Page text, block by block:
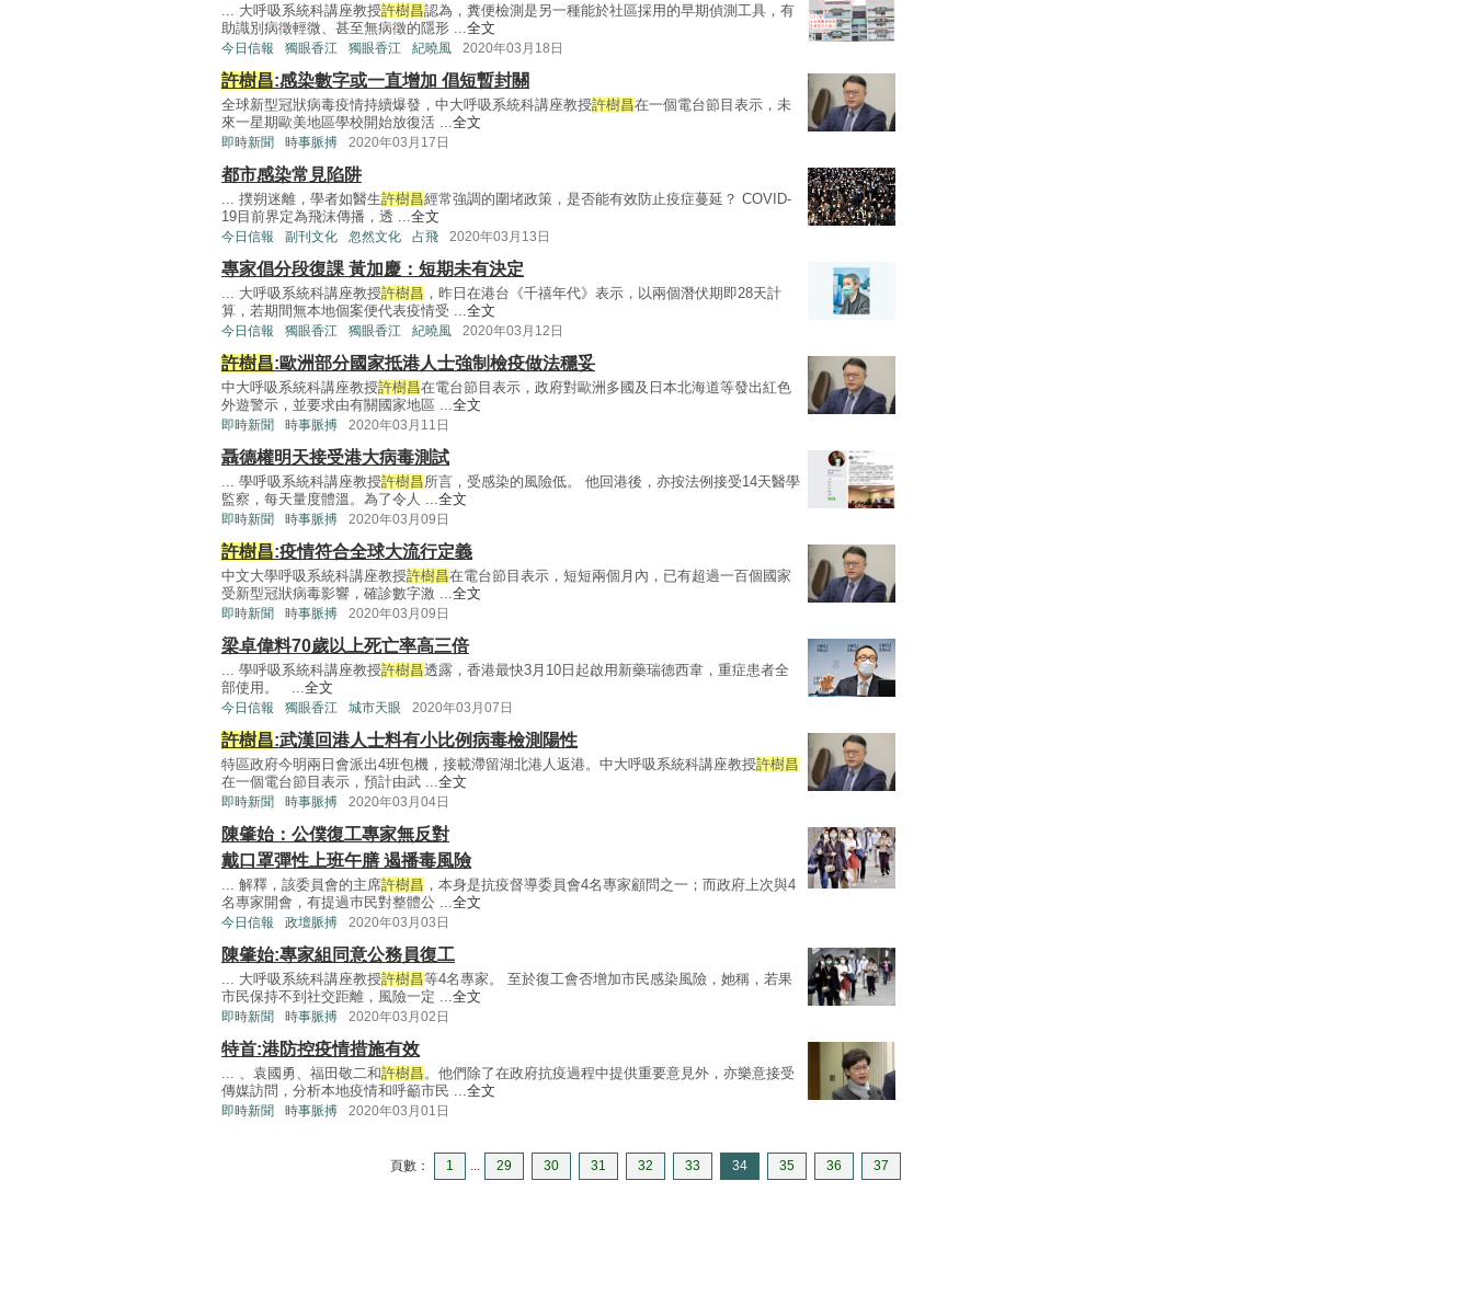
... 大呼吸系統科講座教授許樹昌認為，糞便檢測是另一種能於社區採用的早期偵測工具，有
助識別病徵輕微、甚至無病徵的隱形 ...全文
今日信報 獨眼香江 獨眼香江 紀曉風 2020年03月18日
許樹昌:感染數字或一直增加 倡短暫封關
全球新型冠狀病毒疫情持續爆發，中大呼吸系統科講座教授許樹昌在一個電台節目表示，未
來一星期歐美地區學校開始放復活 ...全文
即時新聞 時事脈搏 2020年03月17日
都市感染常見陷阱
... 撲朔迷離，學者如醫生許樹昌經常強調的圍堵政策，是否能有效防止疫症蔓延？ COVID-
19目前界定為飛沫傳播，透 ...全文
今日信報 副刊文化 忽然文化 占飛 2020年03月13日
專家倡分段復課 黃加慶：短期未有決定
... 大呼吸系統科講座教授許樹昌 ，昨日在港台《千禧年代》表示，以兩個潛伏期即28天計
算，若期間無本地個案便代表疫情受 ...全文
今日信報 獨眼香江 獨眼香江 紀曉風 2020年03月12日
許樹昌:歐洲部分國家抵港人士強制檢疫做法穩妥
中大呼吸系統科講座教授許樹昌在電台節目表示，政府對歐洲多國及日本北海道等發出紅色
外遊警示，並要求由有關國家地區 ...全文
即時新聞 時事脈搏 2020年03月11日
聶德權明天接受港大病毒測試
... 學呼吸系統科講座教授許樹昌所言，受感染的風險低。 他回港後，亦按法例接受14天醫學
監察，每天量度體溫。為了令人 ...全文
即時新聞 時事脈搏 2020年03月09日
許樹昌:疫情符合全球大流行定義
中文大學呼吸系統科講座教授許樹昌在電台節目表示，短短兩個月內，已有超過一百個國家
受新型冠狀病毒影響，確診數字激 ...全文
即時新聞 時事脈搏 2020年03月09日
梁卓偉料70歲以上死亡率高三倍
... 學呼吸系統科講座教授許樹昌透露，香港最快3月10日起啟用新藥瑞德西韋，重症患者全
部使用。 ...全文
今日信報 獨眼香江 城市天眼 2020年03月07日
許樹昌:武漢回港人士料有小比例病毒檢測陽性
特區政府今明兩日會派出4班包機，接載滯留湖北港人返港。中大呼吸系統科講座教授許樹昌
在一個電台節目表示，預計由武 ...全文
即時新聞 時事脈搏 2020年03月04日
陳肇始：公僕復工專家無反對
戴口罩彈性上班午膳 遏播毒風險
... 解釋，該委員會的主席許樹昌 ，本身是抗疫督導委員會4名專家顧問之一；而政府上次與4
名專家開會，有提過巿民對整體公 ...全文
今日信報 政壇脈搏 2020年03月03日
陳肇始:專家組同意公務員復工
... 大呼吸系統科講座教授許樹昌等4名專家。 至於復工會否增加市民感染風險，她稱，若果
市民保持不到社交距離，風險一定 ...全文
即時新聞 時事脈搏 2020年03月02日
特首:港防控疫情措施有效
... 、袁國勇、福田敬二和許樹昌。他們除了在政府抗疫過程中提供重要意見外，亦樂意接受
傳媒訪問，分析本地疫情和呼籲市民 ...全文
即時新聞 時事脈搏 2020年03月01日
頁數： 1 ... 29 30 31 32 33 34 35 36 37